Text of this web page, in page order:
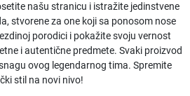
našu stranicu i istražite jedinstvene
stvorene za one koji sa ponosom nose
porodici i pokažite svoju vernost
i autentične predmete. Svaki proizvod
ovog legendarnog tima. Spremite
stil na novi nivo!